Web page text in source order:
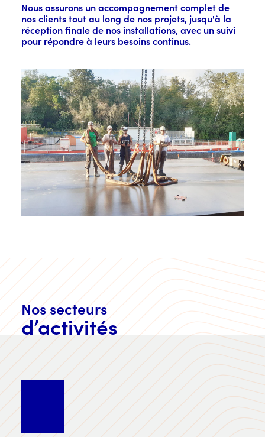
Nous assurons un accompagnement complet de
nos clients tout au long de nos projets, jusqu'à la
réception finale de nos installations, avec un suivi
pour répondre à leurs besoins continus.
Nos secteurs
d’activités